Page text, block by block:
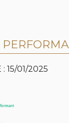
15/01/2025